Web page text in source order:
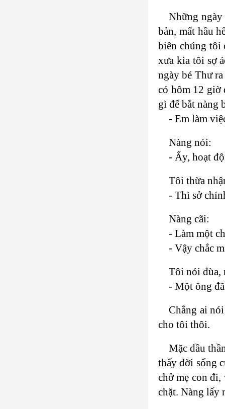
Những
bản, mất hầu
biên chúng tôi
xưa kia tôi sợ
ngày bé Thư
có hôm 12 giờ
gì để bắt nàng
- Em làm
Nàng nói:
- Ấy, hoạt
Tôi thừa
- Thì sở
Nàng cãi:
- Làm một
- Vậy chắc
Tôi nói đùa,
- Một ông
Chẳng ai
cho tôi thôi.
Mặc dầu
thấy đời sống
chở mẹ con
chặt. Nàng lấy